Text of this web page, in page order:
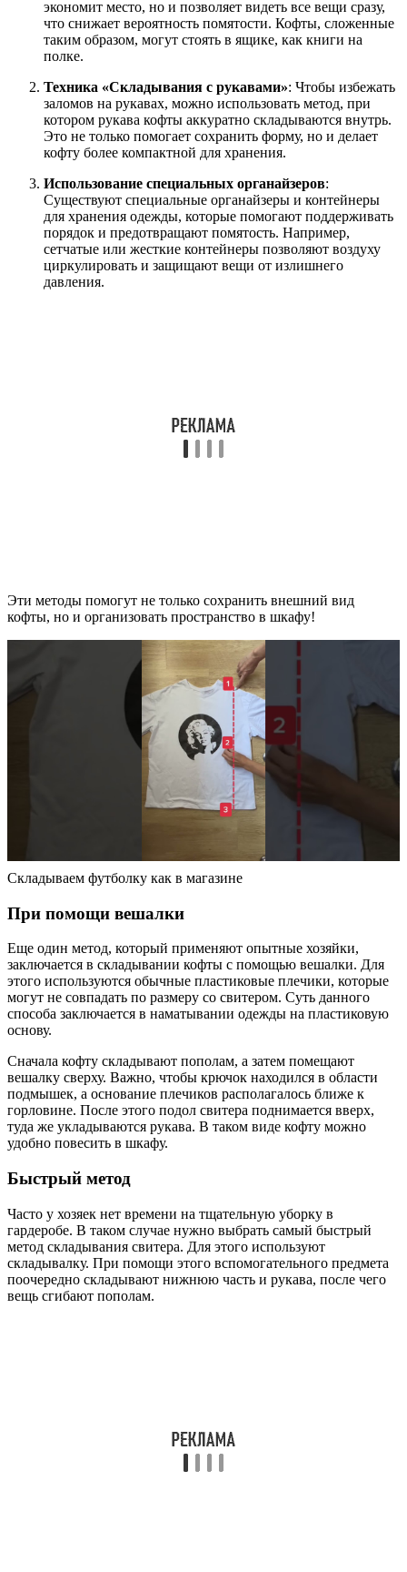
экономит место, но и позволяет видеть все вещи сразу,
что снижает вероятность помятости. Кофты, сложенные
таким образом, могут стоять в ящике, как книги на
полке.
Техника «Складывания с рукавами»: Чтобы избежать
заломов на рукавах, можно использовать метод, при
котором рукава кофты аккуратно складываются внутрь.
Это не только помогает сохранить форму, но и делает
кофту более компактной для хранения.
Использование специальных органайзеров:
Существуют специальные органайзеры и контейнеры
для хранения одежды, которые помогают поддерживать
порядок и предотвращают помятость. Например,
сетчатые или жесткие контейнеры позволяют воздуху
циркулировать и защищают вещи от излишнего
давления.
Эти методы помогут не только сохранить внешний вид
кофты, но и организовать пространство в шкафу!
Складываем футболку как в магазине
При помощи вешалки
Еще один метод, который применяют опытные хозяйки,
заключается в складывании кофты с помощью вешалки. Для
этого используются обычные пластиковые плечики, которые
могут не совпадать по размеру со свитером. Суть данного
способа заключается в наматывании одежды на пластиковую
основу.
Сначала кофту складывают пополам, а затем помещают
вешалку сверху. Важно, чтобы крючок находился в области
подмышек, а основание плечиков располагалось ближе к
горловине. После этого подол свитера поднимается вверх,
туда же укладываются рукава. В таком виде кофту можно
удобно повесить в шкафу.
Быстрый метод
Часто у хозяек нет времени на тщательную уборку в
гардеробе. В таком случае нужно выбрать самый быстрый
метод складывания свитера. Для этого используют
складывалку. При помощи этого вспомогательного предмета
поочередно складывают нижнюю часть и рукава, после чего
вещь сгибают пополам.